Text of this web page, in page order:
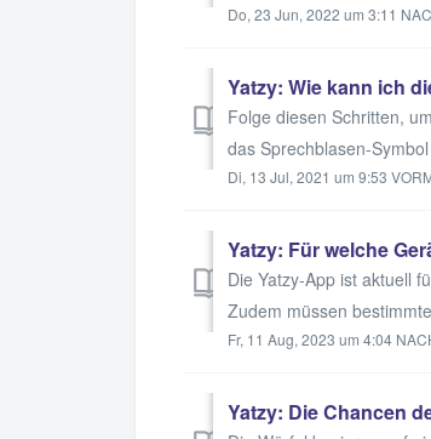
Do, 23 Jun, 2022 um 3:11
Yatzy: Wie kann ich
Folge diesen Schritten,
das Sprechblasen-
Di, 13 Jul, 2021 um 9:53
Yatzy: Für welche
Die Yatzy-App ist aktuell
Zudem müssen
Fr, 11 Aug, 2023 um 4:04
Yatzy: Die Chancen